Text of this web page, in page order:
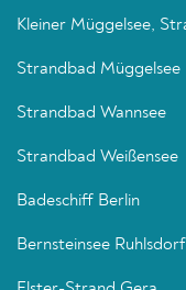
Kleiner Müggelsee,
Strandbad Müggelsee
Strandbad Wannsee
Strandbad Weißensee
Badeschiff Berlin
Bernsteinsee Ruhlsdorf